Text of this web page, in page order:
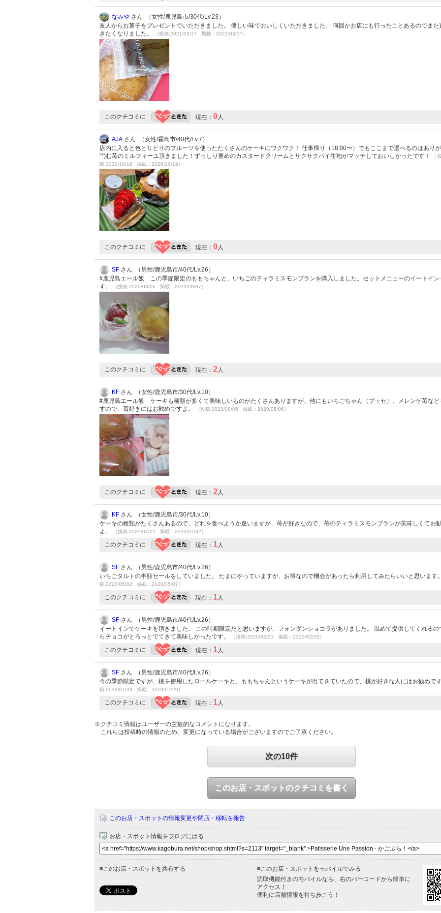
なみや さん （女性/鹿児島市/30代/Lv.23）
友人からお菓子をプレゼントでいただきました。 優しい味でおいしくいただきました。 何回かお店にも行ったことあるのでまた
きたくなりました。
（投稿:2021/03/17 掲載：2021/03/17）
このクチコミに 現在： 0人
AJA さん （女性/霧島市/40代/Lv.7）
店内に入ると色とりどりのフルーツを使ったたくさんのケーキにワクワク！ 仕事帰り（18:00〜）でもここまで選べるのはありが
ˇ*)む苺のミルフィーユ頂きました！ずっしり重めのカスタードクリームとサクサクパイ生地がマッチしておいしかったです！
（投
稿:2020/10/16 掲載：2020/10/19）
このクチコミに 現在： 0人
SF さん （男性/鹿児島市/40代/Lv.26）
#鹿児島エール飯 この季節限定のももちゃんと、いちごのティラミスモンブランを購入しました。セットメニューのイートイン
す。
（投稿:2020/08/06 掲載：2020/08/07）
このクチコミに 現在： 2人
KF さん （女性/鹿児島市/30代/Lv.10）
#鹿児島エール飯 ケーキも種類が多くて美味しいものがたくさんありますが、他にもいちごちゃん（ブッセ）、メレンゲ苺など
すので、苺好きにはお勧めですよ。
（投稿:2020/08/05 掲載：2020/08/06）
このクチコミに 現在： 2人
KF さん （女性/鹿児島市/30代/Lv.10）
ケーキの種類がたくさんあるので、どれを食べようか迷いますが、苺が好きなので、苺のティラミスモンブランが美味しくてお
よ。
（投稿:2020/07/01 掲載：2020/07/02）
このクチコミに 現在： 1人
SF さん （男性/鹿児島市/40代/Lv.26）
いちごタルトの半額セールをしていました。 たまにやっていますが、お得なので機会があったら利用してみたらいいと思います。
稿:2020/05/02 掲載：2020/05/07）
このクチコミに 現在： 1人
SF さん （男性/鹿児島市/40代/Lv.26）
イートインでケーキを頂きました。 この時期限定だと思いますが、フォンダンショコラがありました。 温めて提供してくれるの
らチョコがとろっとでてきて美味しかったです。
（投稿:2020/02/23 掲載：2020/02/25）
このクチコミに 現在： 1人
SF さん （男性/鹿児島市/40代/Lv.26）
今の季節限定ですが、桃を使用したロールケーキと、ももちゃんというケーキが出てきていたので、桃が好きな人にはお勧めで
稿:2019/07/28 掲載：2019/07/29）
このクチコミに 現在： 1人
※クチコミ情報はユーザーの主観的なコメントになります。
これらは投稿時の情報のため、変更になっている場合がございますのでご了承ください。
次の10件
このお店・スポットのクチコミを書く
このお店・スポットの情報変更や閉店・移転を報告
お店・スポット情報をブログにはる
■このお店・スポットを共有する ■このお店・スポットをモバイルでみる
読取機能付きのモバイルなら、右のバーコードから簡単に
アクセス！
便利に店舗情報を持ち歩こう！